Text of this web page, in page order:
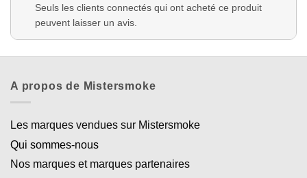
Seuls les clients connectés qui ont acheté ce produit
peuvent laisser un avis.
A propos de Mistersmoke
Les marques vendues sur Mistersmoke
Qui sommes-nous
Nos marques et marques partenaires